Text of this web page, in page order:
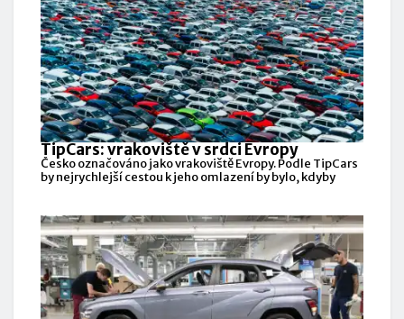
TipCars: vrakoviště v srdci Evropy
Česko označováno jako vrakoviště Evropy. Podle TipCars
by nejrychlejší cestou k jeho omlazení by bylo, kdyby